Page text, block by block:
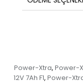
Power-Xtra, Power-
12V 7Ah F1, Power-Xtra